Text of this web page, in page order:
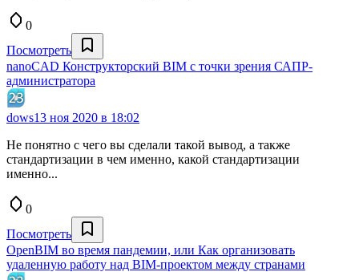
0
Посмотреть
nanoCAD Конструкторский BIM с точки зрения САПР-
администратора
dows13 ноя 2020 в 18:02
Не понятно с чего вы сделали такой вывод, а также
стандартизации в чем именно, какой стандартизации
именно...
0
Посмотреть
OpenBIM во время пандемии, или Как организовать
удаленную работу над BIM-проектом между странами